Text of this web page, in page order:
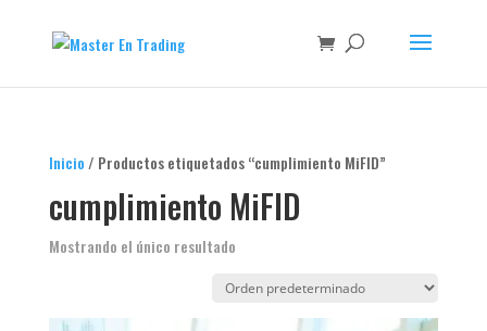
Inicio / Productos etiquetados “cumplimiento MiFID”
cumplimiento MiFID
Mostrando el único resultado